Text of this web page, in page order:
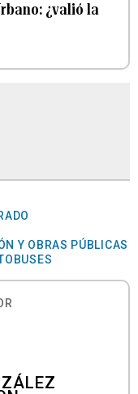
¿valió la
Y OBRAS PÚBLICAS